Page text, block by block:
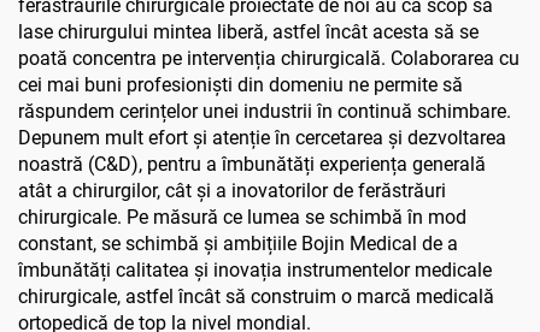
ferăstrăurile chirurgicale proiectate de noi au ca scop să
lase chirurgului mintea liberă, astfel încât acesta să se
poată concentra pe intervenția chirurgicală. Colaborarea cu
cei mai buni profesioniști din domeniu ne permite să
răspundem cerințelor unei industrii în continuă schimbare.
Depunem mult efort și atenție în cercetarea și dezvoltarea
noastră (C&D), pentru a îmbunătăți experiența generală
atât a chirurgilor, cât și a inovatorilor de ferăstrăuri
chirurgicale. Pe măsură ce lumea se schimbă în mod
constant, se schimbă și ambițiile Bojin Medical de a
îmbunătăți calitatea și inovația instrumentelor medicale
chirurgicale, astfel încât să construim o marcă medicală
ortopedică de top la nivel mondial.